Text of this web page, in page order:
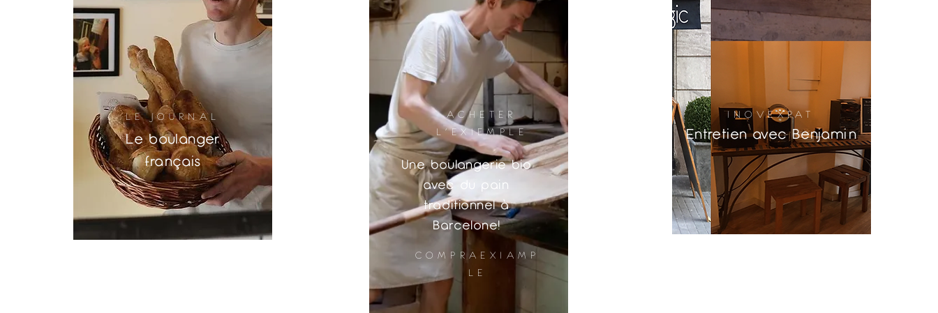
Le boulanger
français
LE JOURNAL
COMPRAEXIAMP
LE
ACHETER
L'EXIEMPLE
Une boulangerie bio
avec du pain
traditionnel à
Barcelone!
INOVEXPAT
Entretien avec Benjamin